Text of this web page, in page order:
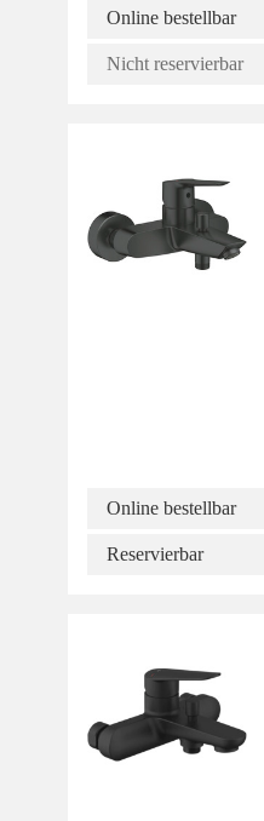
Online bestellbar
Nicht reservierbar
Online bestellbar
Reservierbar